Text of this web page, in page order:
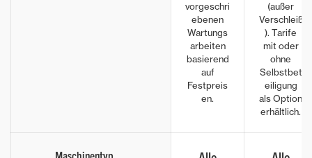
vorgeschri
ebenen
Wartungs
arbeiten
basierend
auf
Festpreis
en.
(außer
Verschleiß
). Tarife
mit oder
ohne
Selbstbet
eiligung
als Option
erhältlich.